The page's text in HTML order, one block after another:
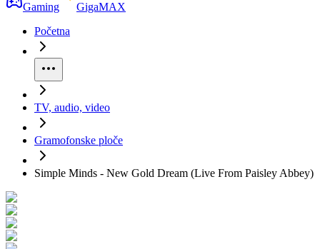
Gaming
GigaMAX
Početna
TV, audio, video
Gramofonske ploče
Simple Minds - New Gold Dream (Live From Paisley Abbey)